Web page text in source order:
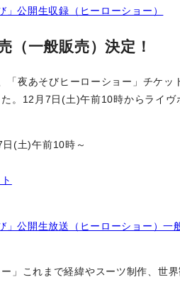
公開生収録（ヒーローショー）
（一般販売）決定！
「夜あそびヒーローショー」チケッ
。12月7日(土)午前10時からライヴ
(土)午前10時～
」公開生放送（ヒーローショー）一
ー」これまで経緯やスーツ制作、世